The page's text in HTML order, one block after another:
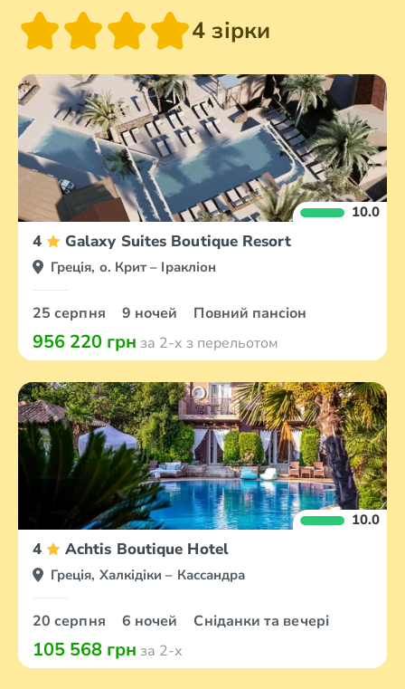
4 зірки
10.0
4 Galaxy Suites Boutique Resort
Греція, о. Крит – Іракліон
25 серпня 9 ночей Повний пансіон
956 220 грн за 2-х з перельотом
10.0
4 Achtis Boutique Hotel
Греція, Халкідіки – Кассандра
20 серпня 6 ночей Сніданки та вечері
105 568 грн за 2-х